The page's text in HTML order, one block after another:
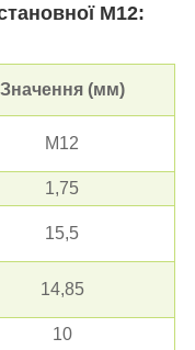
М12:
Значення (мм)
М12
1,75
15,5
14,85
10